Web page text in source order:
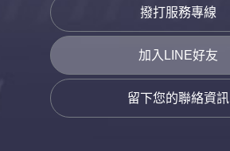
撥打服務專線
加入LINE好友
留下您的聯絡資訊